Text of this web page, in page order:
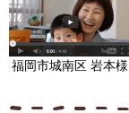
福岡市城南区 岩本様